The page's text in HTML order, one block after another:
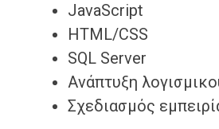
JavaScript
HTML/CSS
SQL Server
Ανάπτυξη
Σχεδιασμός